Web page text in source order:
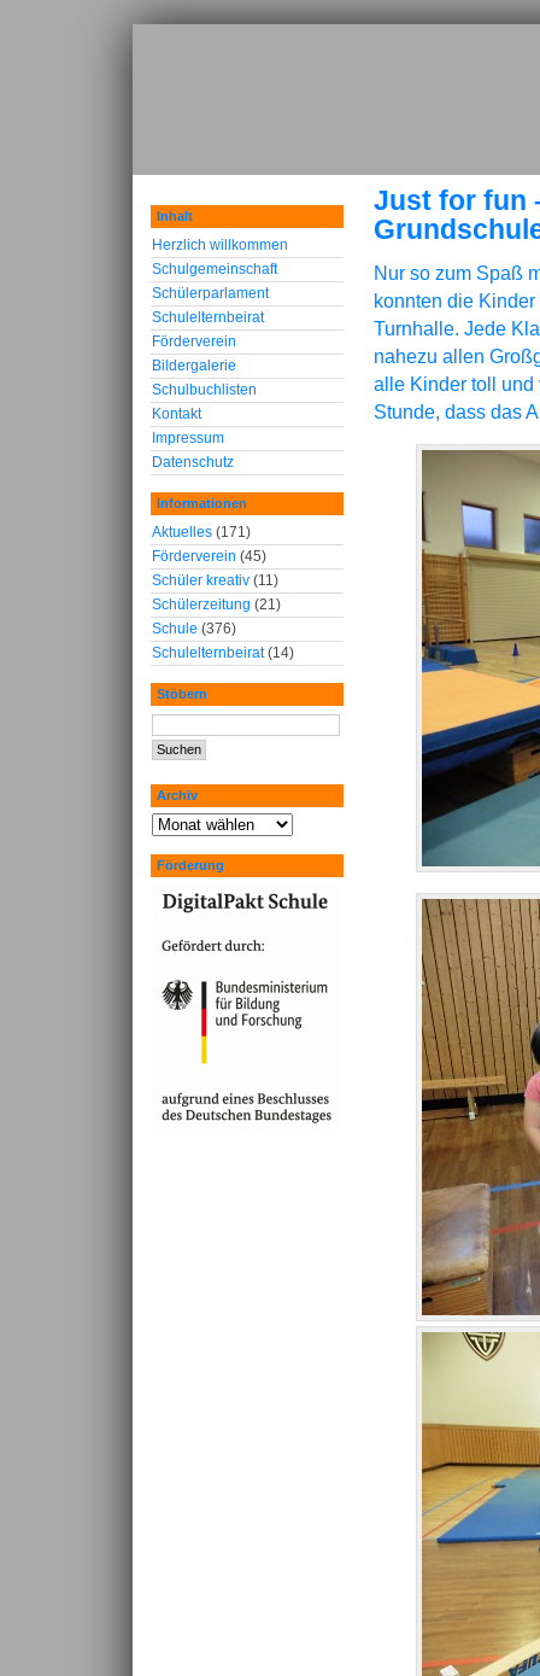
Just for fun
Nur so zum Spaß
konnten die
Turnhalle. Jede
nahezu allen
alle Kinder toll und
Stunde, dass das
Inhalt
Herzlich willkommen
Schulgemeinschaft
Schülerparlament
Schulelternbeirat
Förderverein
Bildergalerie
Schulbuchlisten
Kontakt
Impressum
Datenschutz
Informationen
Aktuelles (171)
Förderverein (45)
Schüler kreativ (11)
Schülerzeitung (21)
Schule (376)
Schulelternbeirat(14)
Stöbern
Archiv
Förderung